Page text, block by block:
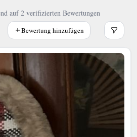
auf 2 verifizierten Bewertungen
Bewertung hinzufügen